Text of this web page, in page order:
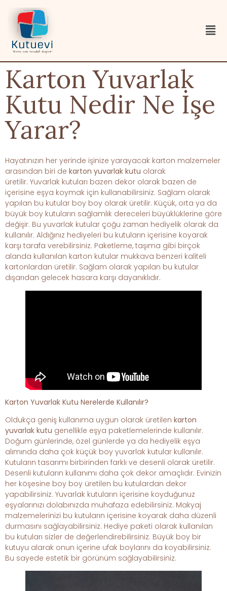
Karton Yuvarlak
Kutu Nedir Ne İşe
Yarar?
Hayatınızın her yerinde işinize yarayacak karton malzemeler
arasından biri de karton yuvarlak kutu olarak
üretilir. Yuvarlak kutuları bazen dekor olarak bazen de
içerisine eşya koymak için kullanabilirsiniz. Sağlam olarak
yapılan bu kutular boy boy olarak üretilir. Küçük, orta ya da
büyük boy kutuların sağlamlık dereceleri büyüklüklerine göre
değişir. Bu yuvarlak kutular çoğu zaman hediyelik olarak da
kullanılır. Aldığınız hediyeleri bu kutuların içerisine koyarak
karşı tarafa verebilirsiniz. Paketleme, taşıma gibi birçok
alanda kullanılan karton kutular mukkava benzeri kaliteli
kartonlardan üretilir. Sağlam olarak yapılan bu kutular
dışarıdan gelecek hasara karşı dayanıklıdır.
Karton Yuvarlak Kutu Nerelerde Kullanılır?
Oldukça geniş kullanıma uygun olarak üretilen karton
yuvarlak kutu genellikle eşya paketlemelerinde kullanılır.
Doğum günlerinde, özel günlerde ya da hediyelik eşya
alımında daha çok küçük boy yuvarlak kutular kullanılır.
Kutuların tasarımı birbirinden farklı ve desenli olarak üretilir.
Desenli kutuların kullanımı daha çok dekor amaçlıdır. Evinizin
her köşesine boy boy üretilen bu kutulardan dekor
yapabilirsiniz. Yuvarlak kutuların içerisine koyduğunuz
eşyalarınızı dolabınızda muhafaza edebilirsiniz. Makyaj
malzemelerinizi bu kutuların içerisine koyarak daha düzenli
durmasını sağlayabilirsiniz. Hediye paketi olarak kullanılan
bu kutuları sizler de değerlendirebilirsiniz. Büyük boy bir
kutuyu alarak onun içerine ufak boylarını da koyabilirsiniz.
Bu sayede estetik bir görünüm sağlayabilirsiniz.